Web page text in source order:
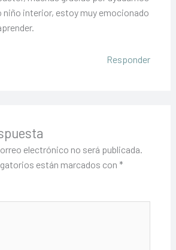
niño interior, estoy muy emocionado
Responder
electrónico no será publicada.
están marcados con *